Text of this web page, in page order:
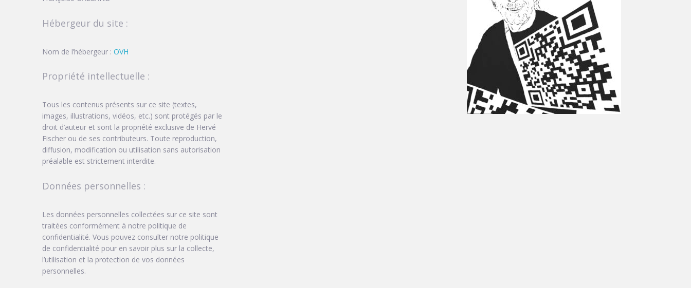
Hébergeur du site :
Nom de l’hébergeur : OVH
Propriété intellectuelle :
Tous les contenus présents sur ce site (textes,
images, illustrations, vidéos, etc.) sont protégés par le
droit d’auteur et sont la propriété exclusive de Hervé
Fischer ou de ses contributeurs. Toute reproduction,
diffusion, modification ou utilisation sans autorisation
préalable est strictement interdite.
Données personnelles :
Les données personnelles collectées sur ce site sont
traitées conformément à notre politique de
confidentialité. Vous pouvez consulter notre politique
de confidentialité pour en savoir plus sur la collecte,
l’utilisation et la protection de vos données
personnelles.